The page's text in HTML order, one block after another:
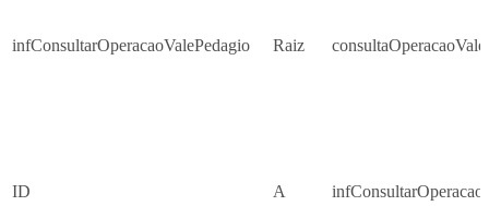
infConsultarOperacaoValePedagio Raiz
ID A